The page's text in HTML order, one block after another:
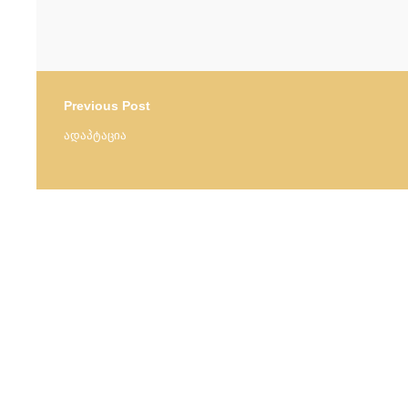
Previous Post
ადაპტაცია